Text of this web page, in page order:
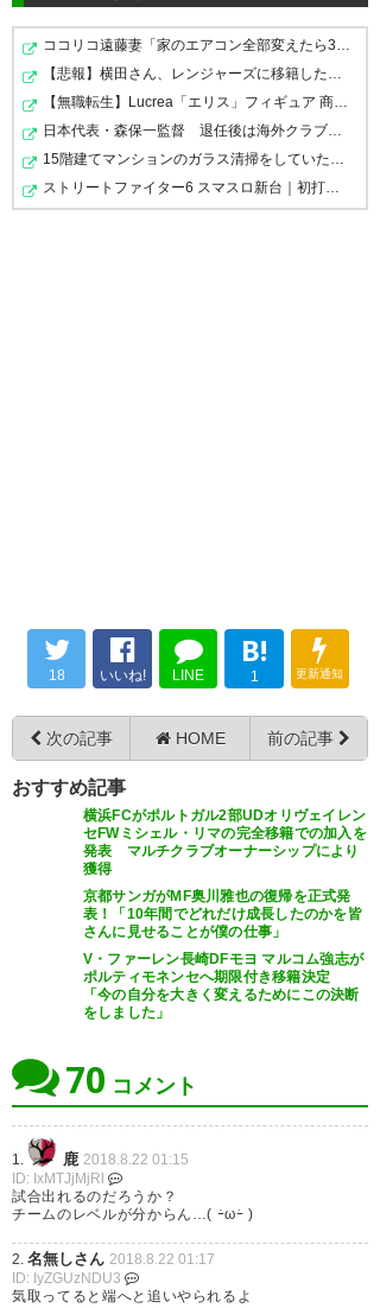
井手口はドイツ2部にローンか。
とにかくあの守備を改善しない
限りどこ行ってもあかんから頑
張ってくれ。
— Mr.T@浦和 ゼルビア 城ドラ
井手口ドイツ行くん？イングラ
ンドで語学できなくて困ってん
のに何でまた違う国に
— おか@青と黒 (gamba_tatsu)
2018, 8月 21
井手口はドイツ2部か。 ドイツ
語頑張れ！ しかし…こんな迷走
キャリアになるとはなぁ…(-_-) #
藤田俊哉絶許
— cacca (かっか) (cacca1121)
2018, 8月 21
ントギリギリまで追い込んでた
ところじゃね？
— ただのチェルシーサポ
(nochelseanolife)
井手口レンタル移籍ねぇ…ドイ
ツ語覚えるかどうかで行く末が
決まる気がしてならない
— しーむた (seemta)2018, 8月
井手口、ドイツ2部グロイター・
フュルトにローン。古豪として
知られ、クローバーのマークが
可愛いクラブです。メンバーを
見たら、バイエルンで期待され
た時期もあるアメリカ人アタッ
カー、ジュリアン・グリーンが
流れ着いていたようで。
https://t.co/HyBMdCrP4C
— 結城 康平 (yuukikouhei)
2018, 8月 22
ココリコ遠藤妻「家のエアコン全部変えたら300万円。高す…
【悲報】横田さん、レンジャーズに移籍したのは悪手とネ…
【無職転生】Lucrea「エリス」フィギュア 商品情報公開【…
日本代表・森保一監督 退任後は海外クラブの監督挑戦？…
15階建てマンションのガラス清掃をしていた男性が転落… …
ストリートファイター6 スマスロ新台｜初打ち評価＆感想…
18 いいね! LINE
B!
1 更新通知
次の記事 HOME 前の記事
おすすめ記事
横浜FCがポルトガル2部UDオリヴェイレン
セFWミシェル・リマの完全移籍での加入を
発表 マルチクラブオーナーシップにより
獲得
京都サンガがMF奥川雅也の復帰を正式発
表！「10年間でどれだけ成長したのかを皆
さんに見せることが僕の仕事」
V・ファーレン長崎DFモヨ マルコム強志が
ポルティモネンセへ期限付き移籍決定
「今の自分を大きく変えるためにこの決断
をしました」
70 コメント
1. 鹿 2018.8.22 01:15
ID: IxMTJjMjRl
試合出れるのだろうか？
チームのレベルが分からん…( ｰ̀ωｰ́ )
2. 名無しさん 2018.8.22 01:17
ID: IyZGUzNDU3
気取ってると端へと追いやられるよ